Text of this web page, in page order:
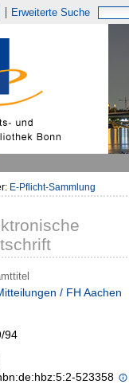
Erweiterte Suche
E-Pflicht-Sammlung
/ FH Aachen
94
523358